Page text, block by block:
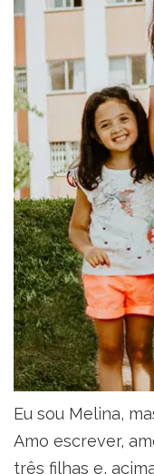
Eu sou Melina,
Amo escrever,
três filhas e,